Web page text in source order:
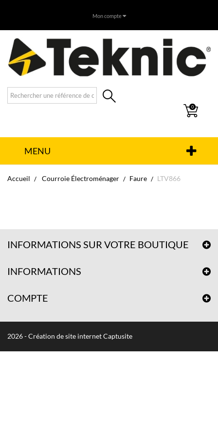
Mon compte
0
MENU
Accueil Courroie Électroménager Faure LTV866
INFORMATIONS SUR VOTRE BOUTIQUE
INFORMATIONS
COMPTE
2026 - Création de site internet Captusite